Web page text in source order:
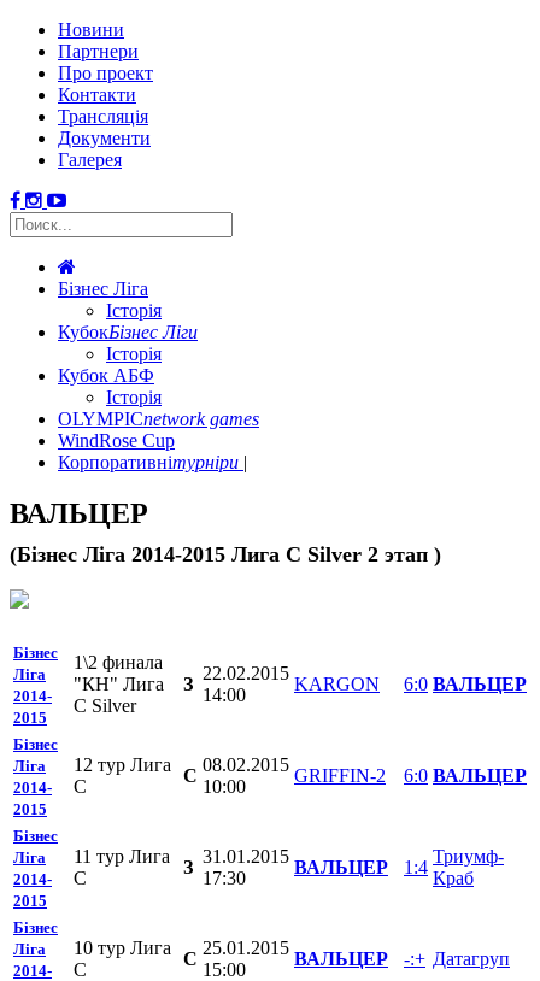
Новини
Партнери
Про проект
Контакти
Трансляція
Документи
Галерея
Бізнес Ліга
Історія
КубокБізнес Ліги
Історія
Кубок АБФ
Історія
OLYMPICnetwork games
WindRose Cup
Корпоративнітурніри
ВАЛЬЦЕР
(Бізнес Ліга 2014-2015 Лига C Silver 2 этап )
Бізнес
Ліга
2014-
2015
1\2 финала
"КН" Лига
С Silver
З
22.02.2015
14:00
KARGON 6:0 ВАЛЬЦЕР
Бізнес
Ліга
2014-
2015
12 тур Лига
С
C
08.02.2015
10:00
GRIFFIN-2 6:0 ВАЛЬЦЕР
Бізнес
Ліга
2014-
2015
11 тур Лига
С
З
31.01.2015
17:30
ВАЛЬЦЕР 1:4
Триумф-
Краб
Бізнес
Ліга
2014-
10 тур Лига
С
C
25.01.2015
15:00
ВАЛЬЦЕР -:+ Датагруп